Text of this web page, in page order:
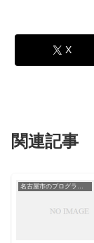
X
関連記事
名古屋市のプログラミングスクール